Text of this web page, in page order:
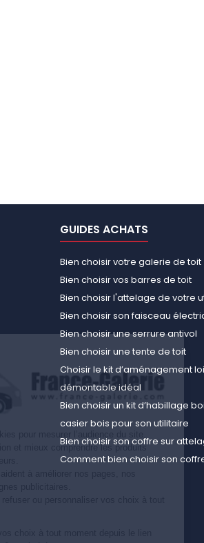
améliorer votre navigation et mieux
consultés par nos visiteurs.
GUIDES ACHATS
Bien choisir votre galerie de toit
Bien choisir vos barres de toit
Bien choisir l'attelage de votre
Bien choisir son faisceau
Bien choisir une serrure antivol
Bien choisir une tente de toit
Choisir le kit d’aménagement
démontable idéal
Bien choisir un kit d’habillage
casier bois pour son utilitaire
Bien choisir son coffre sur
Comment bien choisir son